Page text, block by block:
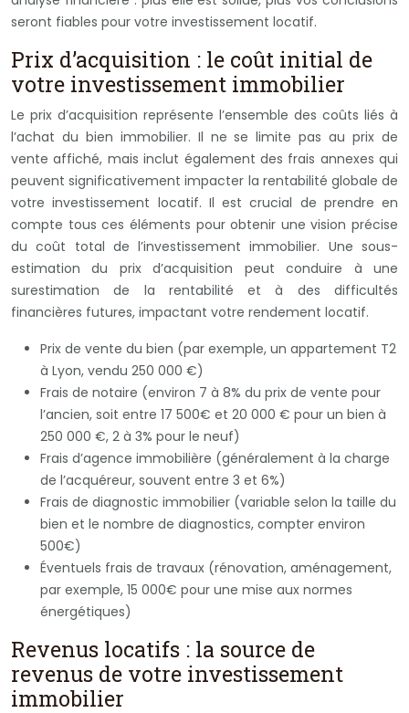
seront fiables pour votre investissement locatif.
Prix d’acquisition : le coût initial de
votre investissement immobilier
Le prix d’acquisition représente l’ensemble des coûts liés à
l’achat du bien immobilier. Il ne se limite pas au prix de
vente affiché, mais inclut également des frais annexes qui
peuvent significativement impacter la rentabilité globale de
votre investissement locatif. Il est crucial de prendre en
compte tous ces éléments pour obtenir une vision précise
du coût total de l’investissement immobilier. Une sous-
estimation du prix d’acquisition peut conduire à une
surestimation de la rentabilité et à des difficultés
financières futures, impactant votre rendement locatif.
Prix de vente du bien (par exemple, un appartement T2
à Lyon, vendu 250 000 €)
Frais de notaire (environ 7 à 8% du prix de vente pour
l’ancien, soit entre 17 500€ et 20 000 € pour un bien à
250 000 €, 2 à 3% pour le neuf)
Frais d’agence immobilière (généralement à la charge
de l’acquéreur, souvent entre 3 et 6%)
Frais de diagnostic immobilier (variable selon la taille du
bien et le nombre de diagnostics, compter environ
500€)
Éventuels frais de travaux (rénovation, aménagement,
par exemple, 15 000€ pour une mise aux normes
énergétiques)
Revenus locatifs : la source de
revenus de votre investissement
immobilier